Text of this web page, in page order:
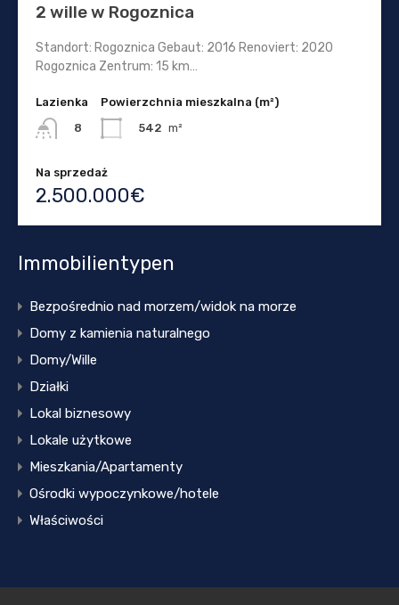
2 wille w Rogoznica
Standort: Rogoznica Gebaut: 2016 Renoviert: 2020
Rogoznica Zentrum: 15 km…
Lazienka
8
Powierzchnia mieszkalna (m²)
542 m²
Na sprzedaż
2.500.000€
Immobilientypen
Bezpośrednio nad morzem/widok na morze
Domy z kamienia naturalnego
Domy/Wille
Działki
Lokal biznesowy
Lokale użytkowe
Mieszkania/Apartamenty
Ośrodki wypoczynkowe/hotele
Właściwości